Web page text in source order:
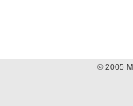
© 2005